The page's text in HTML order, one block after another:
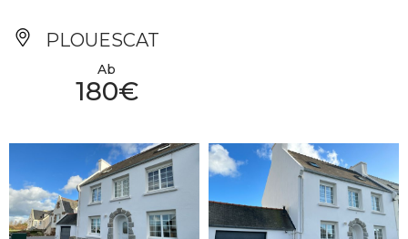
PLOUESCAT
Ab
180€